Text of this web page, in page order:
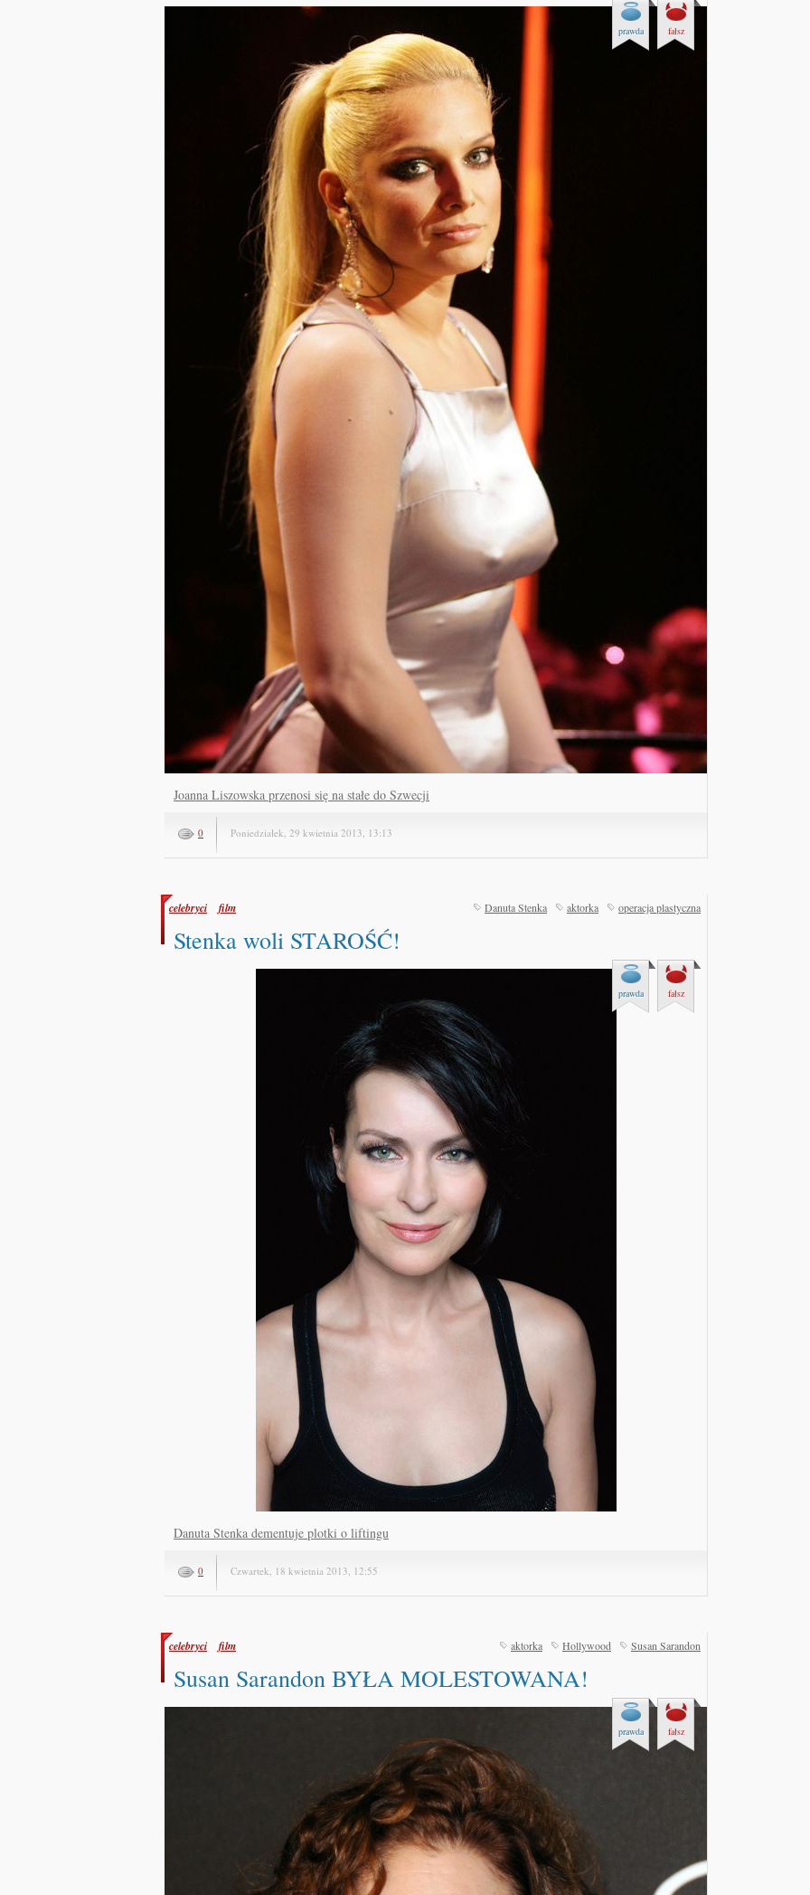
prawda fałsz
Joanna Liszowska przenosi się na stałe do Szwecji
0 Poniedziałek, 29 kwietnia 2013, 13:13
celebryci film Danuta Stenka aktorka operacja plastyczna
Stenka woli STAROŚĆ!
prawda fałsz
Danuta Stenka dementuje plotki o liftingu
0 Czwartek, 18 kwietnia 2013, 12:55
celebryci film aktorka Hollywood Susan Sarandon
Susan Sarandon BYŁA MOLESTOWANA!
prawda fałsz